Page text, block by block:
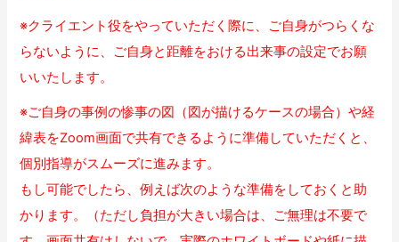
※クライエント役をやっていただく際に、ご自身がつらくな
らないように、ご自身と距離をおける出来事の設定でお願
いいたします。
※ご自身の事例の惨事の図（図が描けるケースの場合）や経
緯表をZoom画面で共有できるように準備していただくと、
個別指導がスムーズに進みます。
もし可能でしたら、例えば次のような準備をしておくと助
かります。（ただし負担が大きい場合は、ご無理は不要で